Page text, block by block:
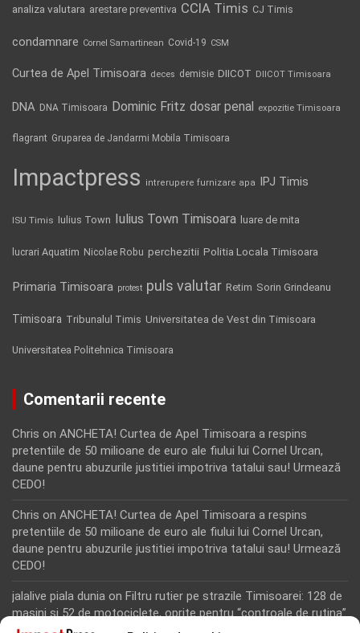
analiza valutara arestare preventiva CCIA Timis CJ Timis
condamnare Cornel Samartinean Covid-19 CSM
Curtea de Apel Timisoara deces demisie DIICOT DIICOT Timisoara
DNA DNA Timisoara Dominic Fritz dosar penal expozitie Timisoara
flagrant Gruparea de Jandarmi Mobila Timisoara
Impactpress intrerupere furnizare apa IPJ Timis
ISU Timis Iulius Town Iulius Town Timisoara luare de mita
lucrari Aquatim Nicolae Robu perchezitii Politia Locala Timisoara
Primaria Timisoara protest puls valutar Retim Sorin Grindeanu
Timisoara Tribunalul Timis Universitatea de Vest din Timisoara
Universitatea Politehnica Timisoara
Comentarii recente
Chris on ANCHETA! Curtea de Apel Timisoara a respins
pretentiile de 50 milioane de euro ale fiului lui Cornel Urcan,
daune pentru abuzurile justitiei impotriva tatalui sau! Urmează
CEDO!
Chris on ANCHETA! Curtea de Apel Timisoara a respins
pretentiile de 50 milioane de euro ale fiului lui Cornel Urcan,
daune pentru abuzurile justitiei impotriva tatalui sau! Urmează
CEDO!
jalalive piala dunia on Filtru rutier pe strazile Timisoarei: 128 de
masini si 52 de motociclete, oprite pentru “controale de rutina”